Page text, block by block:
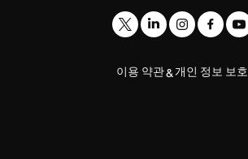
이용 약관& 개인 정보 보호